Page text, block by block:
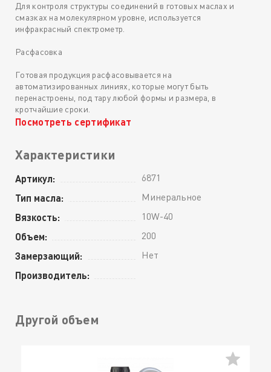
Для контроля структуры соединений в готовых маслах и
смазках на молекулярном уровне, используется
инфракрасный спектрометр.
Расфасовка
Готовая продукция расфасовывается на
автоматизированных линиях, которые могут быть
перенастроены, под тару любой формы и размера, в
кротчайшие сроки.
Посмотреть сертификат
Характеристики
Артикул: 6871
Тип масла: Минеральное
Вязкость: 10W-40
Объем: 200
Замерзающий: Нет
Производитель:
Другой объем